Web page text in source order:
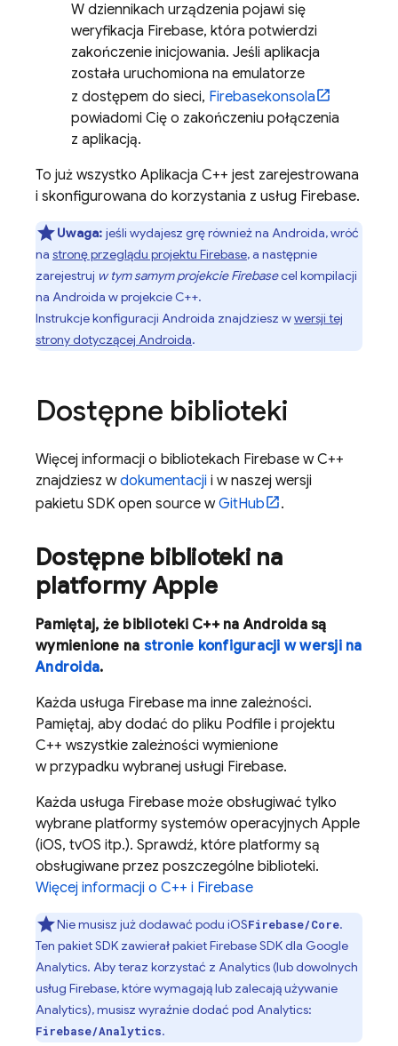
W dziennikach urządzenia pojawi się
weryfikacja Firebase, która potwierdzi
zakończenie inicjowania. Jeśli aplikacja
została uruchomiona na emulatorze
z dostępem do sieci, Firebasekonsola
powiadomi Cię o zakończeniu połączenia
z aplikacją.
To już wszystko Aplikacja C++ jest zarejestrowana
i skonfigurowana do korzystania z usług Firebase.
Uwaga: jeśli wydajesz grę również na Androida, wróć
na stronę przeglądu projektu Firebase, a następnie
zarejestruj w tym samym projekcie Firebasecel kompilacji
na Androida w projekcie C++.
Instrukcje konfiguracji Androida znajdziesz wwersji tej
strony dotyczącej Androida.
Dostępne biblioteki
Więcej informacji o bibliotekach Firebase w C++
znajdziesz wdokumentacji i w naszej wersji
pakietu SDK open source wGitHub .
Dostępne biblioteki na
platformy Apple
Pamiętaj, że biblioteki C++ na Androida są
wymienione na stronie konfiguracji w wersji na
Androida.
Każda usługa Firebase ma inne zależności.
Pamiętaj, aby dodać do pliku Podfile i projektu
C++ wszystkie zależności wymienione
w przypadku wybranej usługi Firebase.
Każda usługa Firebase może obsługiwać tylko
wybrane platformy systemów operacyjnych Apple
(iOS, tvOS itp.). Sprawdź, które platformy są
obsługiwane przez poszczególne biblioteki.
Więcej informacji o C++ i Firebase
Nie musisz już dodawać podu iOSFirebase/Core.
Ten pakiet SDK zawierał pakiet Firebase SDK dla Google
Analytics. Aby teraz korzystać z Analytics(lub dowolnych
usług Firebase, które wymagają lub zalecają używanie
Analytics), musisz wyraźnie dodać pod Analytics:
Firebase/Analytics.